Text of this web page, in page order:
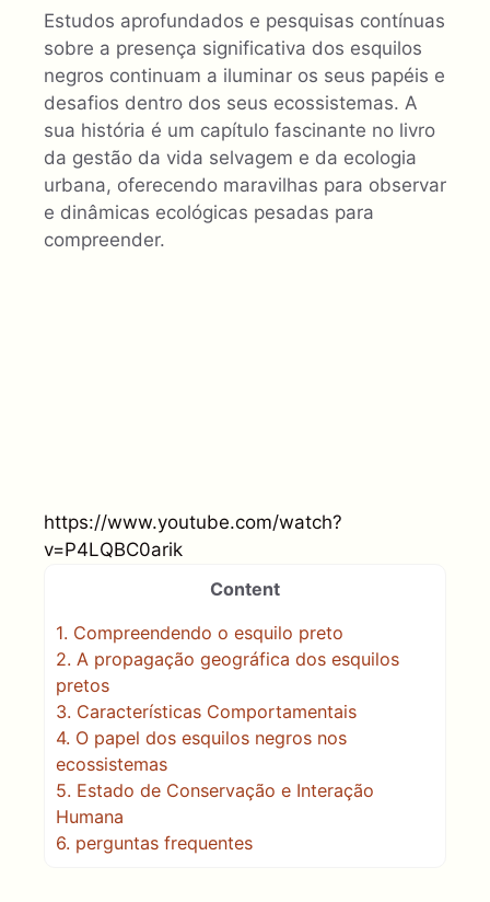
Estudos aprofundados e pesquisas contínuas
sobre a presença significativa dos esquilos
negros continuam a iluminar os seus papéis e
desafios dentro dos seus ecossistemas. A
sua história é um capítulo fascinante no livro
da gestão da vida selvagem e da ecologia
urbana, oferecendo maravilhas para observar
e dinâmicas ecológicas pesadas para
compreender.
https://www.youtube.com/watch?
v=P4LQBC0arik
Content
1. Compreendendo o esquilo preto
2. A propagação geográfica dos esquilos
pretos
3. Características Comportamentais
4. O papel dos esquilos negros nos
ecossistemas
5. Estado de Conservação e Interação
Humana
6. perguntas frequentes